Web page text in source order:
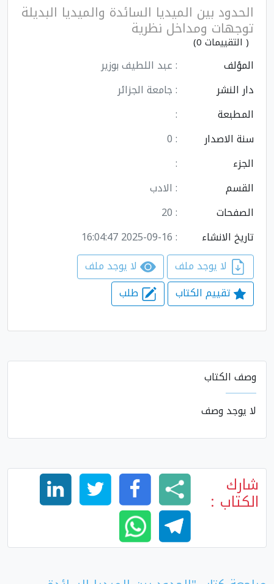
الحدود بين الميديا السائدة والميديا البديلة
توجهات ومداخل نظرية
( التقييمات 0)
المؤلف
: عبد اللطيف بوزير
دار النشر
: جامعة الجزائر
المطبعة
:
سنة الاصدار
: 0
الجزء
:
القسم
: الادب
الصفحات
: 20
تاريخ الانشاء
: 2025-09-16 16:04:47
تقييم الكتاب
طلب
وصف الكتاب
لا يوجد وصف
شارك
الكتاب :